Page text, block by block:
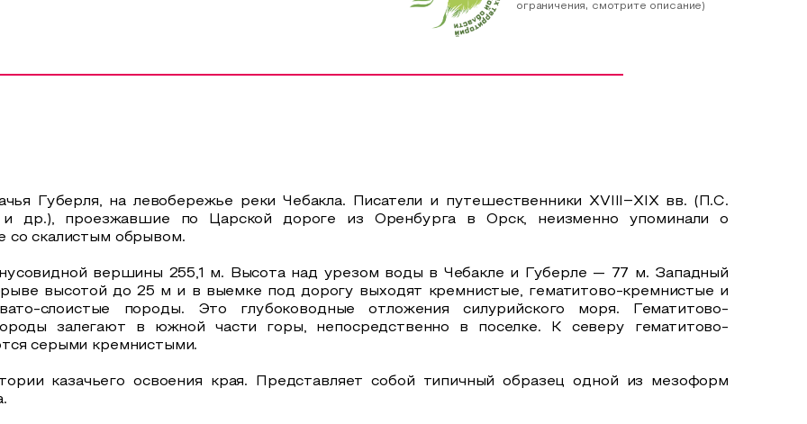
ограничения, смотрите описание)
Губерля, на левобережье реки Чебакла. Писатели и путешественники XVIII‒XIX вв. (П.С.
др.), проезжавшие по Царской дороге из Оренбурга в Орск, неизменно упоминали о
со скалистым обрывом.
вершины 255,1 м. Высота над урезом воды в Чебакле и Губерле — 77 м. Западный
высотой до 25 м и в выемке под дорогу выходят кремнистые, гематитово-кремнистые и
слоистые породы. Это глубоководные отложения силурийского моря. Гематитово-
залегают в южной части горы, непосредственно в поселке. К северу гематитово-
серыми кремнистыми.
казачьего освоения края. Представляет собой типичный образец одной из мезоформ